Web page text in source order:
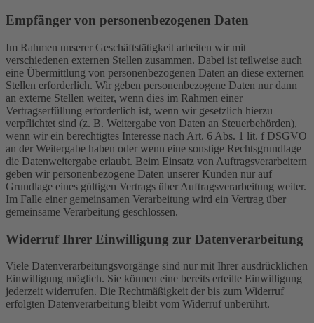
Empfänger von personenbezogenen Daten
Im Rahmen unserer Geschäftstätigkeit arbeiten wir mit
verschiedenen externen Stellen zusammen. Dabei ist teilweise auch
eine Übermittlung von personenbezogenen Daten an diese externen
Stellen erforderlich. Wir geben personenbezogene Daten nur dann
an externe Stellen weiter, wenn dies im Rahmen einer
Vertragserfüllung erforderlich ist, wenn wir gesetzlich hierzu
verpflichtet sind (z. B. Weitergabe von Daten an Steuerbehörden),
wenn wir ein berechtigtes Interesse nach Art. 6 Abs. 1 lit. f DSGVO
an der Weitergabe haben oder wenn eine sonstige Rechtsgrundlage
die Datenweitergabe erlaubt. Beim Einsatz von Auftragsverarbeitern
geben wir personenbezogene Daten unserer Kunden nur auf
Grundlage eines gültigen Vertrags über Auftragsverarbeitung weiter.
Im Falle einer gemeinsamen Verarbeitung wird ein Vertrag über
gemeinsame Verarbeitung geschlossen.
Widerruf Ihrer Einwilligung zur Datenverarbeitung
Viele Datenverarbeitungsvorgänge sind nur mit Ihrer ausdrücklichen
Einwilligung möglich. Sie können eine bereits erteilte Einwilligung
jederzeit widerrufen. Die Rechtmäßigkeit der bis zum Widerruf
erfolgten Datenverarbeitung bleibt vom Widerruf unberührt.